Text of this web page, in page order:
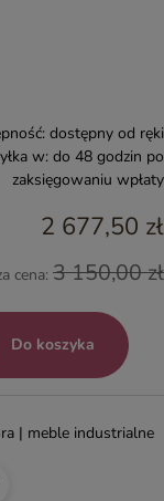
dostępny od ręki
w: do 48 godzin po
zaksięgowaniu wpłaty
2 677,50 zł
cena: 3 150,00 zł
Do koszyka
| meble industrialne